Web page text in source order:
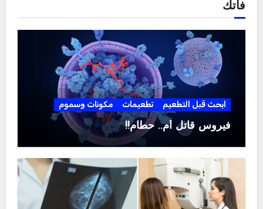
فاتك
ابحث قبل التطعيم تطعيمات مكونات وسموم
فيروس قاتل أم.. حطام!!